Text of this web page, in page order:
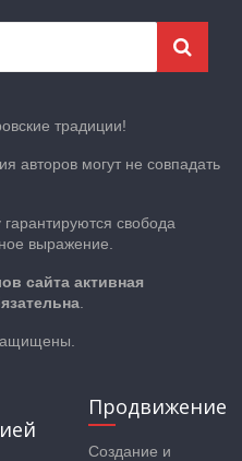
традиции!
авторов могут не совпадать
свобода
выражение.
сайта активная
Продвижение
Создание и